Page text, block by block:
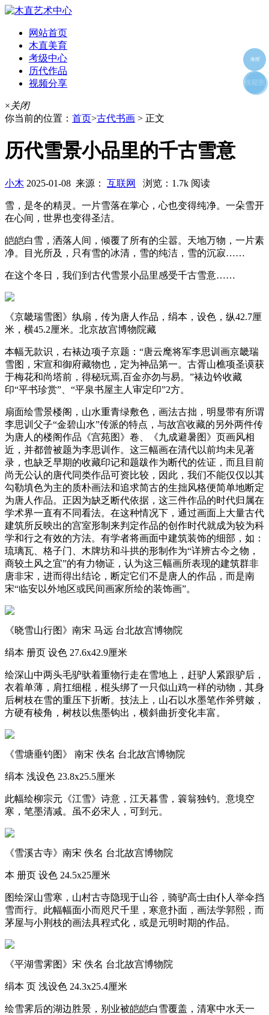
网站首页
木直美育
考级中心
历代作品
视频分享
×关闭
你当前的位置： 首页>古代书画 > 正文
历代雪景小品里的千古雪意
小木 2025-01-08 来源： 互联网 浏览：1.7k 阅读
雪，是冬的精灵。一片雪落在掌心，心也变得纯净。一朵雪开
在心间，世界也变得圣洁。
皑皑白雪，洒落人间，倾覆了所有的尘嚣。天地万物，一片素
净。目光所及，只有雪的冰清，雪的纯洁，雪的沉寂……
在这个冬日，我们到古代雪景小品里感受千古雪意……
《京畿瑞雪图》纨扇，传为唐人作品，绢本，设色，纵42.7厘
米，横45.2厘米。北京故宫博物院藏
本幅无款识，右裱边项子京题：“唐云麾将军李思训画京畿瑞
雪图，宋宣和御府藏物也，定为神品第一。古胥山樵项圣谟获
于梅花和尚塔前，得秘玩焉,百金亦勿与易。”裱边钤收藏
印“平书珍赏”、“平泉书屋主人审定印”2方。
扇面绘雪景楼阁，山水重青绿敷色，画法古拙，明显带有所谓
李思训父子“金碧山水”传派的特点，与故宫收藏的另外两件传
为唐人的楼阁作品《宫苑图》卷、《九成避暑图》页画风相
近，并都曾被题为李思训作。这三幅画在清代以前均未见著
录，也缺乏早期的收藏印记和题跋作为断代的佐证，而且目前
尚无公认的唐代同类作品可资比较，因此，我们不能仅仅以其
勾勒填色为主的质朴画法和追求简古的生拙风格便简单地断定
为唐人作品。正因为缺乏断代依据，这三件作品的时代归属在
学术界一直有不同看法。在这种情况下，通过画面上大量古代
建筑所反映出的宫室形制来判定作品的创作时代就成为较为科
学和行之有效的方法。有学者将画面中建筑装饰的细部，如：
琉璃瓦、格子门、木牌坊和斗拱的形制作为“详辨古今之物，
商较土风之宜”的有力物证，认为这三幅画所表现的建筑群非
唐非宋，进而得出结论，断定它们不是唐人的作品，而是南
宋“临安以外地区或民间画家所绘的装饰画”。
《晓雪山行图》南宋 马远 台北故宫博物院
绢本 册页 设色 27.6x42.9厘米
绘深山中两头毛驴驮着重物行走在雪地上，赶驴人紧跟驴后，
衣着单薄，肩扛细棍，棍头绑了一只似山鸡一样的动物，其身
后树枝在雪的重压下折断。技法上，山石以水墨笔作斧劈皴，
方硬有棱角，树枝以焦墨钩出，横斜曲折变化丰富。
《雪塘垂钓图》 南宋 佚名 台北故宫博物院
绢本 浅设色 23.8x25.5厘米
此幅绘柳宗元《江雪》诗意，江天暮雪，簑翁独钓。意境空
寒，笔墨清减。虽不必宋人，可到元。
《雪溪古寺》南宋 佚名 台北故宫博物院
本 册页 设色 24.5x25厘米
图绘深山雪寒，山村古寺隐现于山谷，骑驴高士由仆人举伞挡
雪而行。此幅幅面小而咫尺千里，寒意扑面，画法学郭熙，而
茅屋与小荆枝的画法具程式化，或是元明时期的作品。
《平湖雪霁图》宋 佚名 台北故宫博物院
绢本 页 浅设色 24.3x25.4厘米
绘雪霁后的湖边胜景，别业被皑皑白雪覆盖，清寒中水天一
海报
好友
朋友圈
收藏夹